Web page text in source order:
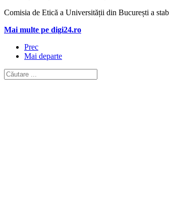
Comisia de Etică a Universității din București a
Mai multe pe digi24.ro
Prec
Mai departe